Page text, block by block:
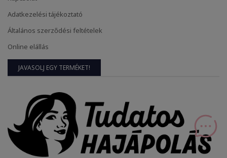
Adatkezelési tájékoztató
Általános szerződési feltételek
Online elállás
JAVASOLJ EGY TERMÉKET!